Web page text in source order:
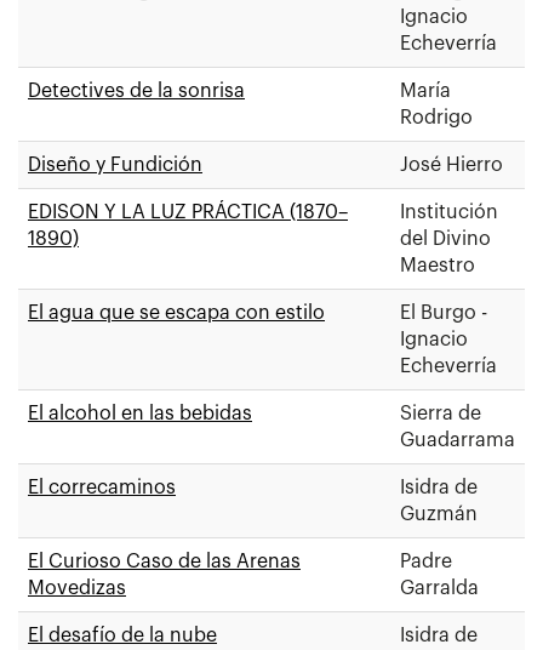
Ignacio
Echeverría
Detectives de la sonrisa
María
Rodrigo
Diseño y Fundición José Hierro
EDISON Y LA LUZ PRÁCTICA (1870–
1890)
Institución
del Divino
Maestro
El agua que se escapa con estilo
El Burgo -
Ignacio
Echeverría
El alcohol en las bebidas
Sierra de
Guadarrama
El correcaminos
Isidra de
Guzmán
El Curioso Caso de las Arenas
Movedizas
Padre
Garralda
El desafío de la nube
Isidra de